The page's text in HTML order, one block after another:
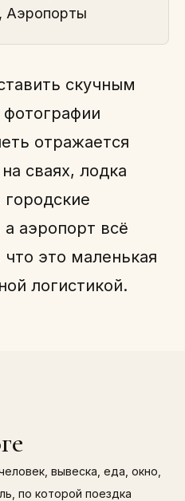
Аэропорты
скучным
отражается
сваях, лодка
городские
аэропорт всё
это маленькая
логистикой.
вывеска, еда, окно,
по которой поездка